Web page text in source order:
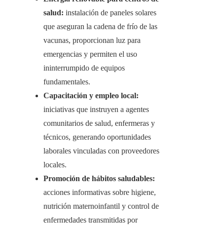
salud: instalación de paneles solares
que aseguran la cadena de frío de las
vacunas, proporcionan luz para
emergencias y permiten el uso
ininterrumpido de equipos
fundamentales.
Capacitación y empleo local:
iniciativas que instruyen a agentes
comunitarios de salud, enfermeras y
técnicos, generando oportunidades
laborales vinculadas con proveedores
locales.
Promoción de hábitos saludables:
acciones informativas sobre higiene,
nutrición maternoinfantil y control de
enfermedades transmitidas por